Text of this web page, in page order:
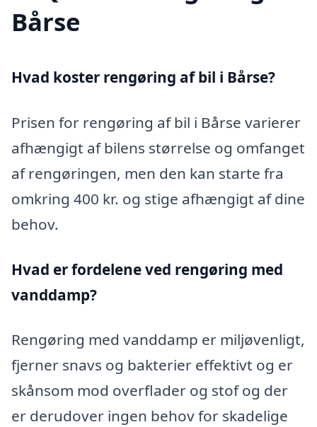
Bårse
Hvad koster rengøring af bil i Bårse?
Prisen for rengøring af bil i Bårse varierer
afhængigt af bilens størrelse og omfanget
af rengøringen, men den kan starte fra
omkring 400 kr. og stige afhængigt af dine
behov.
Hvad er fordelene ved rengøring med
vanddamp?
Rengøring med vanddamp er miljøvenligt,
fjerner snavs og bakterier effektivt og er
skånsom mod overflader og stof og der
er derudover ingen behov for skadelige